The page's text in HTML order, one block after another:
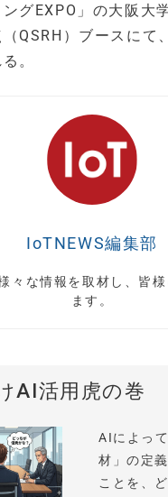
グEXPO」の大阪大
QSRH）ブースにて
。
IoTNEWS編集部
々な情報を取材し、皆
ます。
AI活用虎の巻
AIによっ
材」の定
ことを、